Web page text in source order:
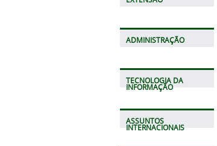
ADMINISTRAÇÃO
TECNOLOGIA DA
INFORMAÇÃO
ASSUNTOS
INTERNACIONAIS